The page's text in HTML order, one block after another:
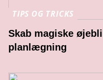
TIPS OG TRICKS
Skab magiske
planlægning